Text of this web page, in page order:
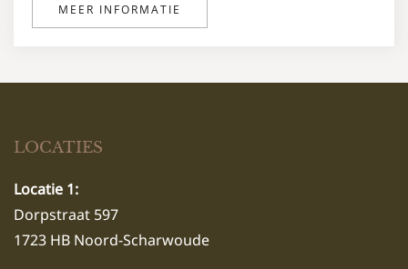
MEER INFORMATIE
LOCATIES
Locatie 1:
Dorpstraat 597
1723 HB Noord-Scharwoude